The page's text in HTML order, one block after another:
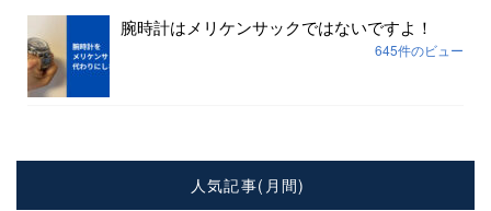
腕時計はメリケンサックではないですよ！
645件のビュー
人気記事(月間)